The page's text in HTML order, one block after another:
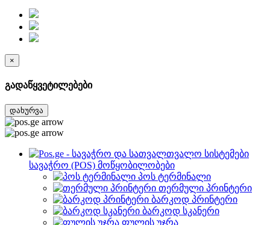
×
გადაწყვეტილებები
დახურვა
სავაჭრო (POS) მოწყობილობები
პოს ტერმინალი
თერმული პრინტერი
ბარკოდ პრინტერი
ბარკოდ სკანერი
ფულის უჯრა